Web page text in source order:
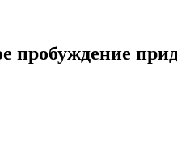
пробуждение